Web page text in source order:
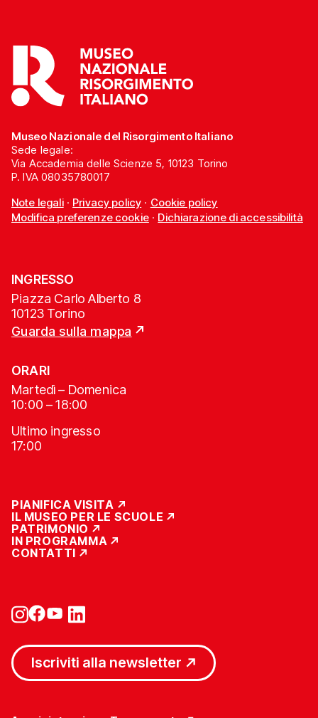
Museo Nazionale del Risorgimento Italiano
Sede legale:
Via Accademia delle Scienze 5, 10123 Torino
P. IVA 08035780017
Note legali· Privacy policy · Cookie policy
Modifica preferenze cookie· Dichiarazione di accessibilità
INGRESSO
Piazza Carlo Alberto 8
10123 Torino
Guarda sulla mappa
ORARI
Martedì – Domenica
10:00 – 18:00
Ultimo ingresso
17:00
PIANIFICA VISITA
IL MUSEO PER LE SCUOLE
PATRIMONIO
IN PROGRAMMA
CONTATTI
Iscriviti alla newsletter